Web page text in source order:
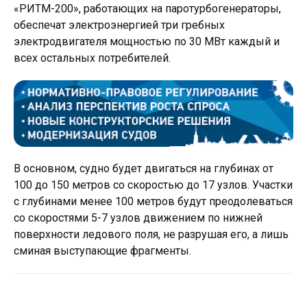
«РИТМ-200», работающих на паротурбогенераторы,
обеспечат электроэнергией три гребных
электродвигателя мощностью по 30 МВт каждый и
всех остальных потребителей.
В основном, судно будет двигаться на глубинах от
100 до 150 метров со скоростью до 17 узлов. Участки
с глубинами менее 100 метров будут преодолеваться
со скоростями 5-7 узлов движением по нижней
поверхности ледового поля, не разрушая его, а лишь
сминая выступающие фрагменты.